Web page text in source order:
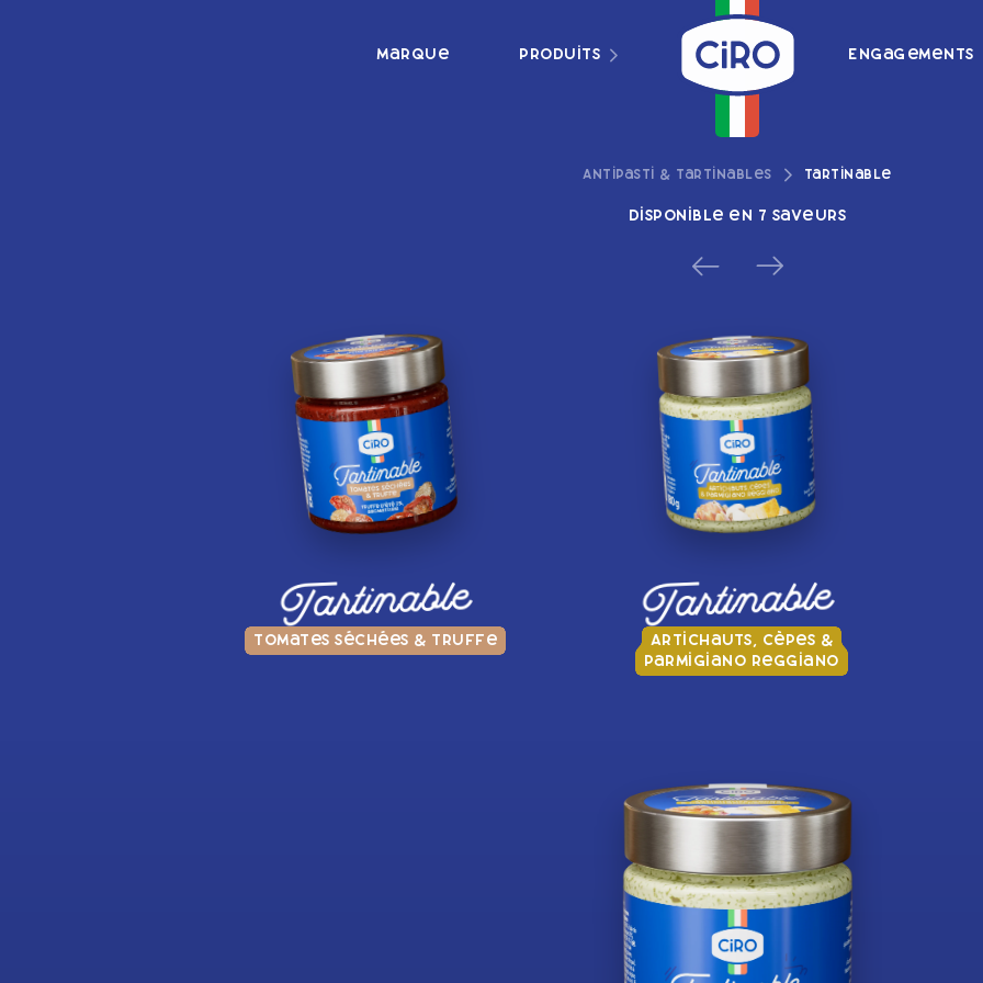
Marque Produits Engagements
Antipasti & Tartinables Tartinable
Disponible en 7 saveurs
Tartinable
Tomates séchées & Truffe Tartinable
Artichauts, Cèpes &
Parmigiano Reggiano